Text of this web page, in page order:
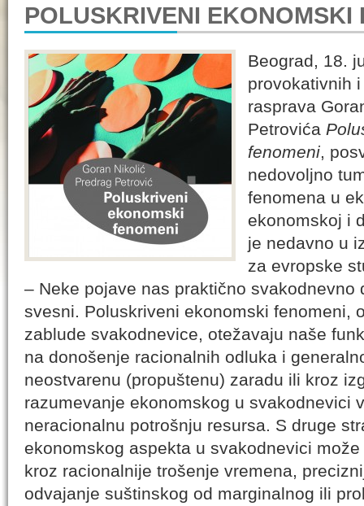
POLUSKRIVENI EKONOMSKI
Beograd, 18.
provokativnih
rasprava
Petrovića
fenomeni,
nedovoljno
fenomena u
ekonomskoj i
je nedavno u
za evropske
– Neke pojave nas praktično svakodnevno
svesni. Poluskriveni ekonomski fenomeni,
zablude svakodnevice, otežavaju naše
na donošenje racionalnih odluka i
neostvarenu (propuštenu) zaradu ili kroz
razumevanje ekonomskog u svakodnevici
neracionalnu potrošnju resursa. S druge
ekonomskog aspekta u svakodnevici
kroz racionalnije trošenje vremena,
odvajanje suštinskog od marginalnog ili